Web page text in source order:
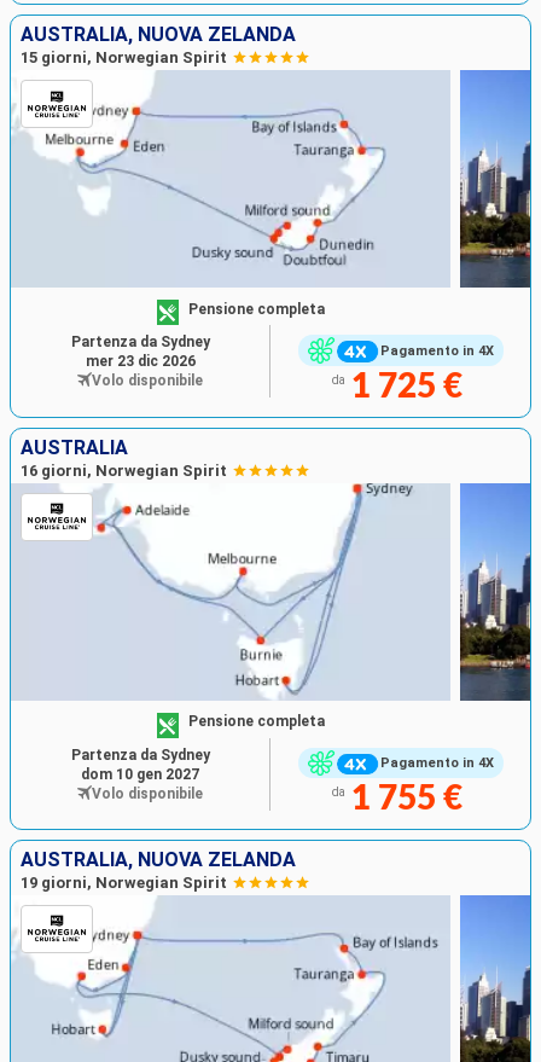
AUSTRALIA, NUOVA ZELANDA
15 giorni, Norwegian Spirit
Pagamento in 4X
Pensione completa
da 1 725 €
Partenza da Sydney
mer 23 dic 2026
Volo disponibile
AUSTRALIA
16 giorni, Norwegian Spirit
Pagamento in 4X
Pensione completa
da 1 755 €
Partenza da Sydney
dom 10 gen 2027
Volo disponibile
AUSTRALIA, NUOVA ZELANDA
19 giorni, Norwegian Spirit